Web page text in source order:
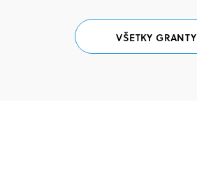
VŠETKY GRANTY